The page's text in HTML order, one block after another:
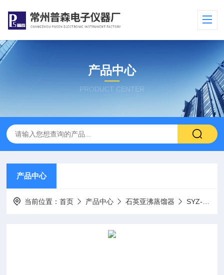
产品中心
PRODUCT CENTER
产品中心
当前位置：首页 产品中心 石英亚沸蒸馏器 SYZ-C 石英亚沸自动加液蒸馏水器